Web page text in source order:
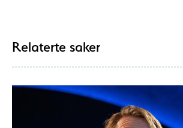
Relaterte saker